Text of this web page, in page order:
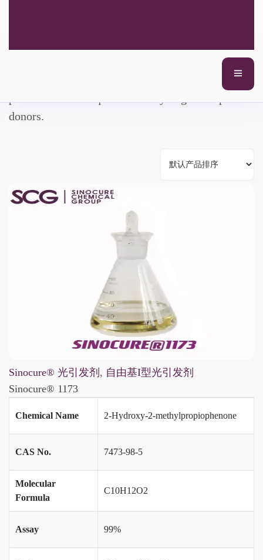
The reaction mechanism of type I photoinitiators is
donors.
Sinocure® 光引发剂 , 自由基I型光引发剂
Sinocure® 1173
Chemical Name 2-Hydroxy-2-methylpropiophenone
CAS No. 7473-98-5
Molecular
Formula
C10H12O2
Assay 99%